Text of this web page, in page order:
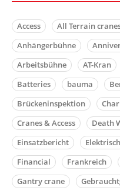
Access All Terrain
Anhängerbühne
Arbeitsbühne
AT-Kran
Batteries
bauma
Brückeninspektion
Cranes & Access
Death
Einsatzbericht
Elektrisch
Financial
Frankreich
Gantry crane